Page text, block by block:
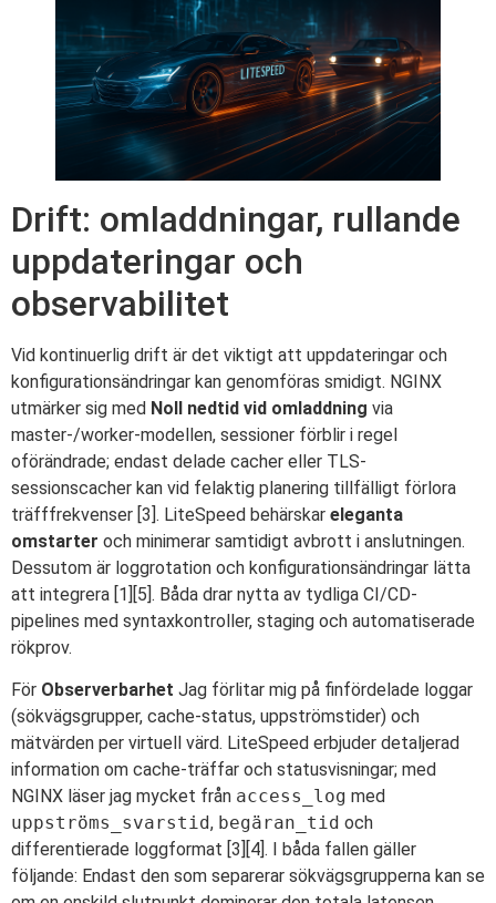
Drift: omladdningar, rullande
uppdateringar och
observabilitet
Vid kontinuerlig drift är det viktigt att uppdateringar och
konfigurationsändringar kan genomföras smidigt. NGINX
utmärker sig med Noll nedtid vid omladdning via
master-/worker-modellen, sessioner förblir i regel
oförändrade; endast delade cacher eller TLS-
sessionscacher kan vid felaktig planering tillfälligt förlora
träfffrekvenser [3]. LiteSpeed behärskar eleganta
omstarter och minimerar samtidigt avbrott i anslutningen.
Dessutom är loggrotation och konfigurationsändringar lätta
att integrera [1][5]. Båda drar nytta av tydliga CI/CD-
pipelines med syntaxkontroller, staging och automatiserade
rökprov.
För Observerbarhet Jag förlitar mig på finfördelade loggar
(sökvägsgrupper, cache-status, uppströmstider) och
mätvärden per virtuell värd. LiteSpeed erbjuder detaljerad
information om cache-träffar och statusvisningar; med
NGINX läser jag mycket från access_log med
uppströms_svarstid, begäran_tid och
differentierade loggformat [3][4]. I båda fallen gäller
följande: Endast den som separerar sökvägsgrupperna kan se